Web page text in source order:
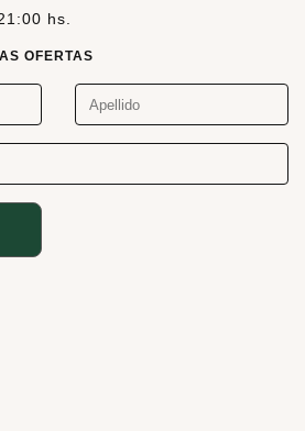
hs.
OFERTAS